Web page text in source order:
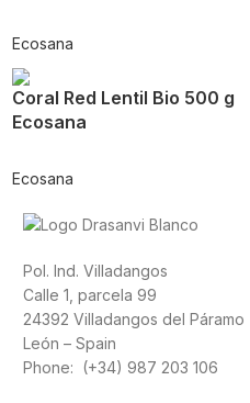
Ecosana
Coral Red Lentil Bio 500 g
Ecosana
Ecosana
Pol. Ind. Villadangos
Calle 1, parcela 99
24392 Villadangos del Páramo
León – Spain
Phone: (+34) 987 203 106